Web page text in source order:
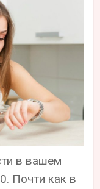
в вашем
Почти как в